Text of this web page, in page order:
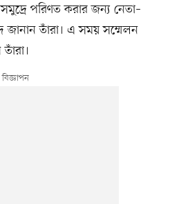
পরিণত করার জন্য নেতা–
জানান তাঁরা। এ সময় সম্মেলন